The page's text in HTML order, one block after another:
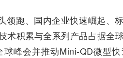
领跑、国内企业快速崛起、
术积累与全系列产品占据全
峰会并推动Mini-QD微型